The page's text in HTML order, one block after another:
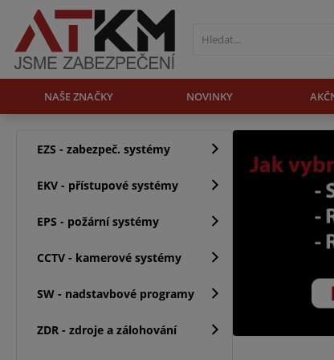
NAŠE ZNAČKY NOVINKY
EZS - zabezpeč. systémy
EKV - přístupové systémy
EPS - požární systémy
CCTV - kamerové systémy
SW - nadstavbové programy
ZDR - zdroje a zálohování